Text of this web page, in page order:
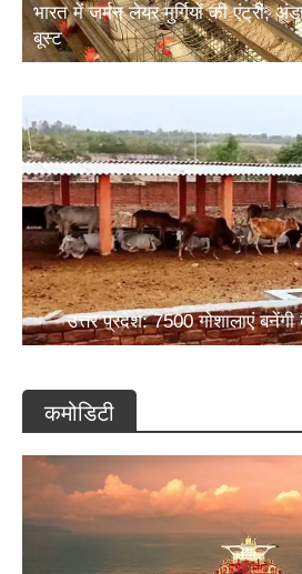
भारत में जर्मन लेयर मुर्गियों की एंट्री,
बूस्ट
उत्तर प्रदेश: 7500 गोशालाएं
कमोडिटी